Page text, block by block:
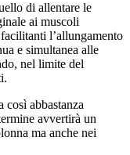
di allentare le
ai muscoli
l’allungamento
e simultanea alle
nel limite del
così abbastanza
avvertirà un
ma anche nei